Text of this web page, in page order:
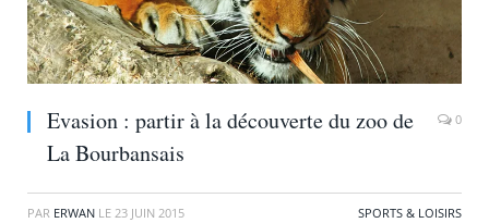
Evasion : partir à la découverte du zoo de
La Bourbansais
0
PAR ERWAN LE 23 JUIN 2015 SPORTS & LOISIRS